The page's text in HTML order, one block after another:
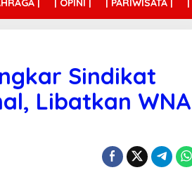
| | OPINI | | PARIWISATA |
Sindikat
Libatkan WNA